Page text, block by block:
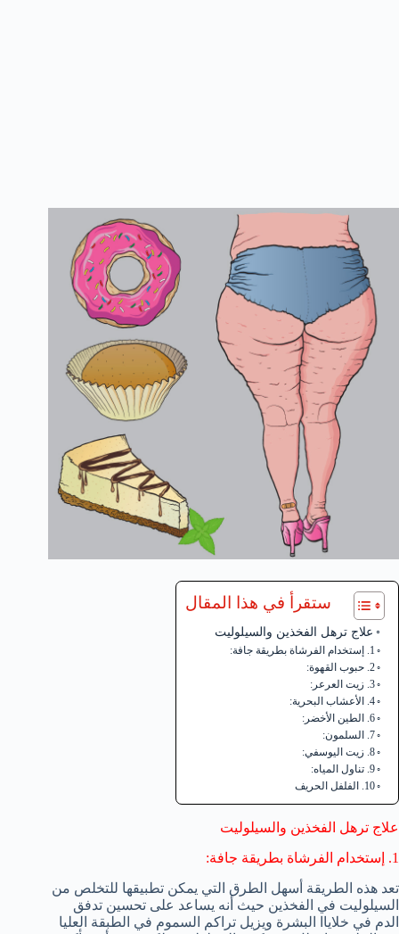
ستقرأ في هذا المقال
علاج ترهل الفخذين والسيلوليت
1. إستخدام الفرشاة بطريقة جافة:
2. حبوب القهوة:
3. زيت العرعر:
4. الأعشاب البحرية:
6. الطين الأخضر:
7. السلمون:
8. زيت اليوسفي:
9. تناول المياه:
10. الفلفل الحريف
علاج ترهل الفخذين والسيلوليت
1. إستخدام الفرشاة بطريقة جافة:
تعد هذه الطريقة أسهل الطرق التي يمكن تطبيقها للتخلص من
السيلوليت في الفخذين حيث أنه يساعد على تحسين تدفق
الدم في خلاياا البشرة ويزيل تراكم السموم في الطبقة العليا